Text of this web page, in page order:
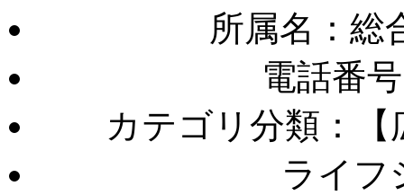
所属名：総
電話番
カテゴリ分類：
ライフ